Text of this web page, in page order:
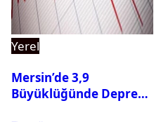
Yerel
Mersin’de 3,9
Büyüklüğünde Deprem